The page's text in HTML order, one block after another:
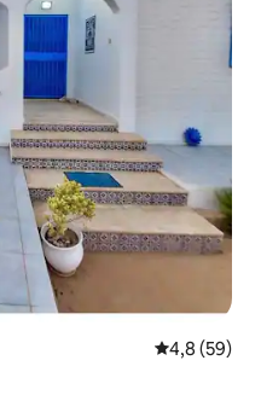
Gemiddelde
4,8 (59)